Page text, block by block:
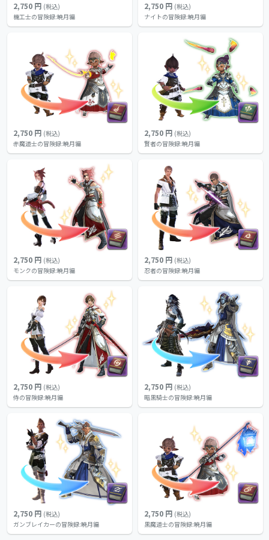
2,750 円 (税込)
機工士の冒険録:暁月編
2,750 円 (税込)
ナイトの冒険録:暁月編
2,750 円 (税込)
赤魔道士の冒険録:暁月編
2,750 円 (税込)
賢者の冒険録:暁月編
2,750 円 (税込)
モンクの冒険録:暁月編
2,750 円 (税込)
忍者の冒険録:暁月編
2,750 円 (税込)
侍の冒険録:暁月編
2,750 円 (税込)
暗黒騎士の冒険録:暁月編
2,750 円 (税込)
ガンブレイカーの冒険録:暁月編
2,750 円 (税込)
黒魔道士の冒険録:暁月編